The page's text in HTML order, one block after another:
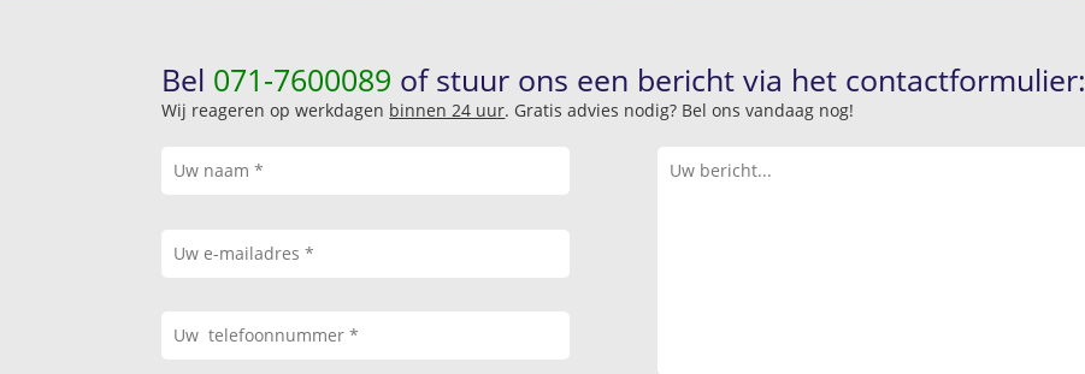
Bel 071-7600089 of stuur ons een bericht via het contactformulier:
Wij reageren op werkdagen binnen 24 uur. Gratis advies nodig? Bel ons vandaag nog!